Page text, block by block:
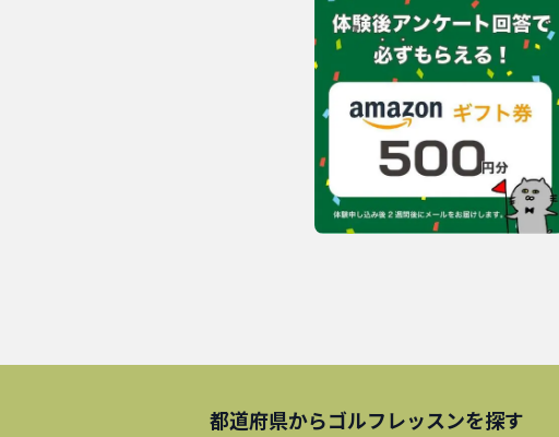
都道府県からゴルフレッスンを探す